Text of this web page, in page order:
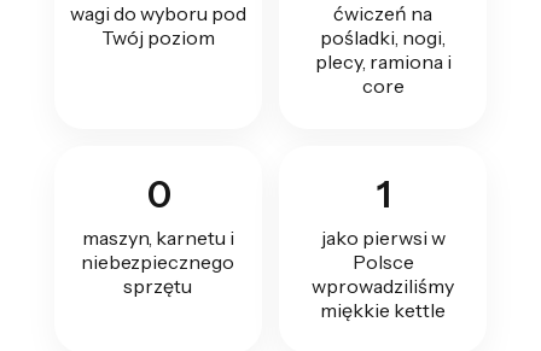
wagi do wyboru pod
Twój poziom
ćwiczeń na
pośladki, nogi,
plecy, ramiona i
core
0
maszyn, karnetu i
niebezpiecznego
sprzętu
1
jako pierwsi w
Polsce
wprowadziliśmy
miękkie kettle